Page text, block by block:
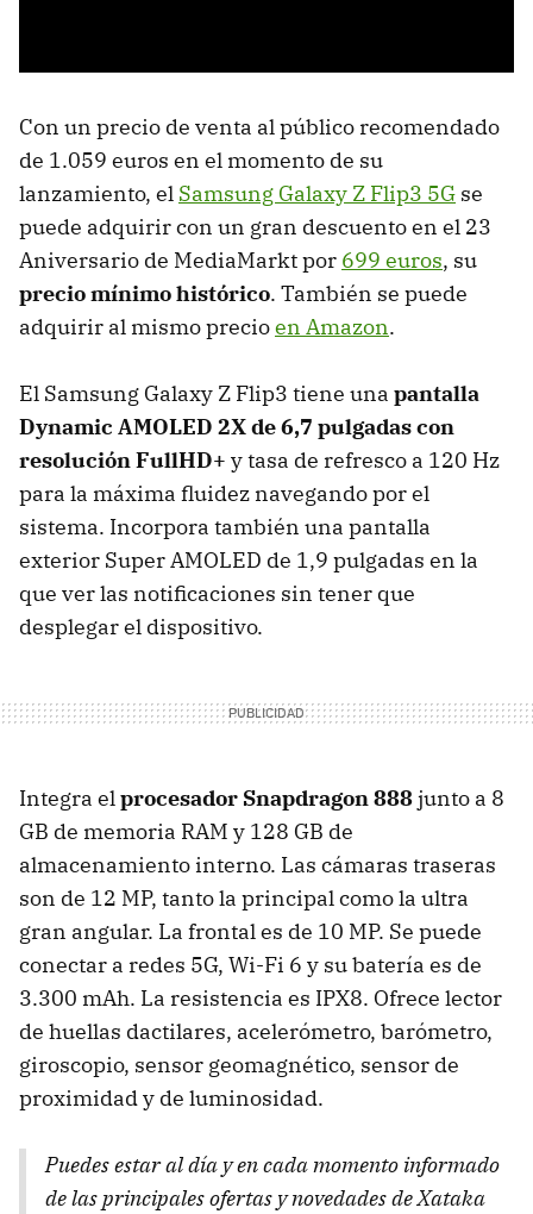
Con un precio de venta al público recomendado
de 1.059 euros en el momento de su
lanzamiento, el Samsung Galaxy Z Flip3 5G se
puede adquirir con un gran descuento en el 23
Aniversario de MediaMarkt por 699 euros, su
precio mínimo histórico. También se puede
adquirir al mismo precioen Amazon.
El Samsung Galaxy Z Flip3 tiene una pantalla
Dynamic AMOLED 2X de 6,7 pulgadas con
resolución FullHD+ y tasa de refresco a 120 Hz
para la máxima fluidez navegando por el
sistema. Incorpora también una pantalla
exterior Super AMOLED de 1,9 pulgadas en la
que ver las notificaciones sin tener que
desplegar el dispositivo.
Integra elprocesador Snapdragon 888junto a 8
GB de memoria RAM y 128 GB de
almacenamiento interno. Las cámaras traseras
son de 12 MP, tanto la principal como la ultra
gran angular. La frontal es de 10 MP. Se puede
conectar a redes 5G, Wi-Fi 6 y su batería es de
3.300 mAh. La resistencia es IPX8. Ofrece lector
de huellas dactilares, acelerómetro, barómetro,
giroscopio, sensor geomagnético, sensor de
proximidad y de luminosidad.
Puedes estar al día y en cada momento informado
de las principales ofertas y novedades de Xataka